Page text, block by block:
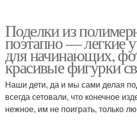
Поделки из
поэтапно — легкие
для начинающих,
красивые фигурки
Наши дети, да и мы сами делая
всегда сетовали, что конечное
нежное, им не поиграть, только